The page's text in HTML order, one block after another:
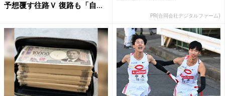
予想覆す往路Ｖ 復路も「自...
PR(合同会社デジタルファーム)